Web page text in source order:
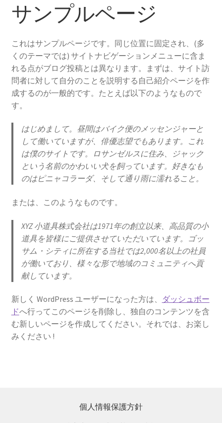
サンプルページ
これはサンプルページです。同じ位置に固定され、(多
くのテーマでは) サイトナビゲーションメニューに含ま
れる点がブログ投稿とは異なります。まずは、サイト訪
問者に対して自分のことを説明する自己紹介ページを作
成するのが一般的です。たとえば以下のようなもので
す。
はじめまして。昼間はバイク便のメッセンジャーと
して働いていますが、俳優志望でもあります。これ
は僕のサイトです。ロサンゼルスに住み、ジャック
という名前のかわいい犬を飼っています。好きなも
のはピニャコラーダ、そして通り雨に濡れること。
または、このようなものです。
XYZ 小道具株式会社は1971年の創立以来、高品質の小
道具を皆様にご提供させていただいています。ゴッ
サム・シティに所在する当社では2,000名以上の社員
が働いており、様々な形で地域のコミュニティへ貢
献しています。
新しく WordPress ユーザーになった方は、
ダッシュボー
ドへ行ってこのページを削除し、独自のコンテンツを含
む新しいページを作成してください。それでは、お楽し
みください !
個人情報保護方針